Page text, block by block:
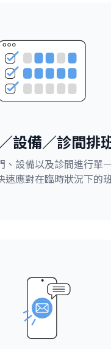
設備／診間排
、設備以及診間進行單
速應對在臨時狀況下的